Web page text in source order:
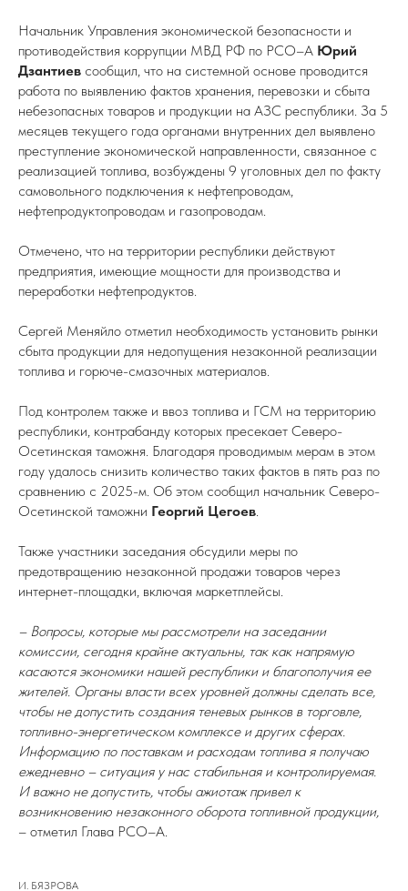
Начальник Управления экономической безопасности и
противодействия коррупции МВД РФ по РСО–А Юрий
Дзантиев сообщил, что на системной основе проводится
работа по выявлению фактов хранения, перевозки и сбыта
небезопасных товаров и продукции на АЗС республики. За 5
месяцев текущего года органами внутренних дел выявлено
преступление экономической направленности, связанное с
реализацией топлива, возбуждены 9 уголовных дел по факту
самовольного подключения к нефтепроводам,
нефтепродуктопроводам и газопроводам.
Отмечено, что на территории республики действуют
предприятия, имеющие мощности для производства и
переработки нефтепродуктов.
Сергей Меняйло отметил необходимость установить рынки
сбыта продукции для недопущения незаконной реализации
топлива и горюче-смазочных материалов.
Под контролем также и ввоз топлива и ГСМ на территорию
республики, контрабанду которых пресекает Северо-
Осетинская таможня. Благодаря проводимым мерам в этом
году удалось снизить количество таких фактов в пять раз по
сравнению с 2025-м. Об этом сообщил начальник Северо-
Осетинской таможни Георгий Цегоев.
Также участники заседания обсудили меры по
предотвращению незаконной продажи товаров через
интернет-площадки, включая маркетплейсы.
– Вопросы, которые мы рассмотрели на заседании
комиссии, сегодня крайне актуальны, так как напрямую
касаются экономики нашей республики и благополучия ее
жителей. Органы власти всех уровней должны сделать все,
чтобы не допустить создания теневых рынков в торговле,
топливно-энергетическом комплексе и других сферах.
Информацию по поставкам и расходам топлива я получаю
ежедневно – ситуация у нас стабильная и контролируемая.
И важно не допустить, чтобы ажиотаж привел к
возникновению незаконного оборота топливной продукции,
– отметил Глава РСО–А.
И. БЯЗРОВА